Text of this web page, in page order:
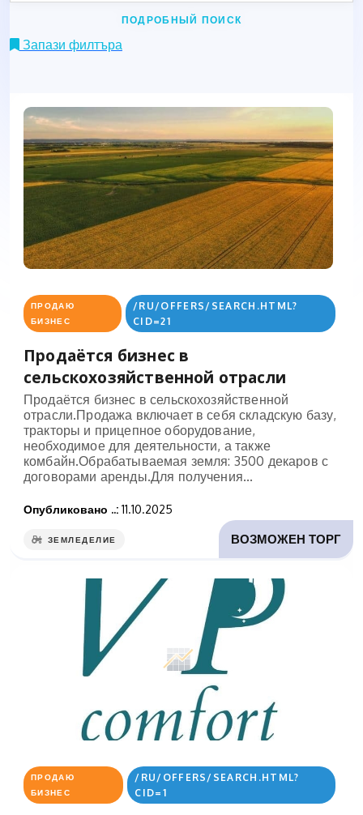
ПОДРОБНЫЙ ПОИСК
Запази филтъра
ПРОДАЮ
БИЗНЕС
/RU/OFFERS/SEARCH.HTML?
CID=21
Продаётся бизнес в
сельскохозяйственной отрасли
Продаётся бизнес в сельскохозяйственной
отрасли.Продажа включает в себя складскую базу,
тракторы и прицепное оборудование,
необходимое для деятельности, а также
комбайн.Обрабатываемая земля: 3500 декаров с
договорами аренды.Для получения...
Опубликовано ..: 11.10.2025
ВОЗМОЖЕН ТОРГ
ЗЕМЛЕДЕЛИЕ
ПРОДАЮ
БИЗНЕС
/RU/OFFERS/SEARCH.HTML?
CID=1